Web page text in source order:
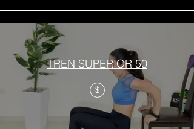
TREN SUPERIOR 50
$